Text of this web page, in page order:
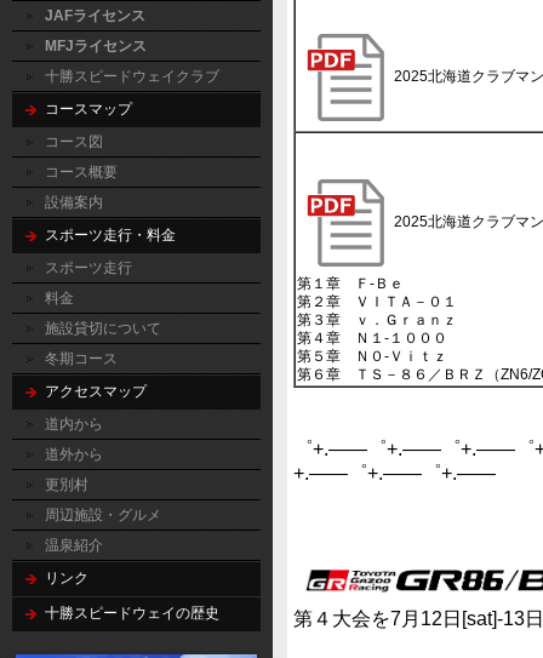
JAFライセンス
MFJライセンス
十勝スピードウェイクラブ
コースマップ
コース図
コース概要
設備案内
スポーツ走行・料金
スポーツ走行
料金
施設貸切について
冬期コース
アクセスマップ
道内から
道外から
更別村
周辺施設・グルメ
温泉紹介
リンク
十勝スピードウェイの歴史
2025北海道クラブマ
2025北海道クラブマ
第１章 Ｆ‐Ｂｅ
第２章 ＶＩＴＡ－０１
第３章 ｖ．Ｇｒａｎｚ
第４章 Ｎ１‐１０００
第５章 Ｎ０‐Ｖｉｔｚ
第６章 ＴＳ－８６／ＢＲＺ（ZN6/
゜+.――゜+.――゜+.――
+.――゜+.――゜+.――
第４大会を7月12日[sat]-13